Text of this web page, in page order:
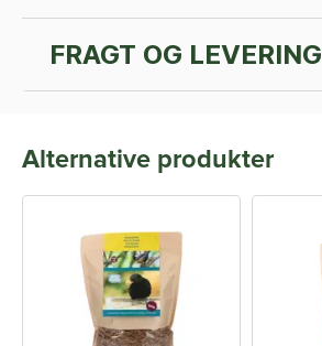
FRAGT OG LEVERING
Alternative produkter